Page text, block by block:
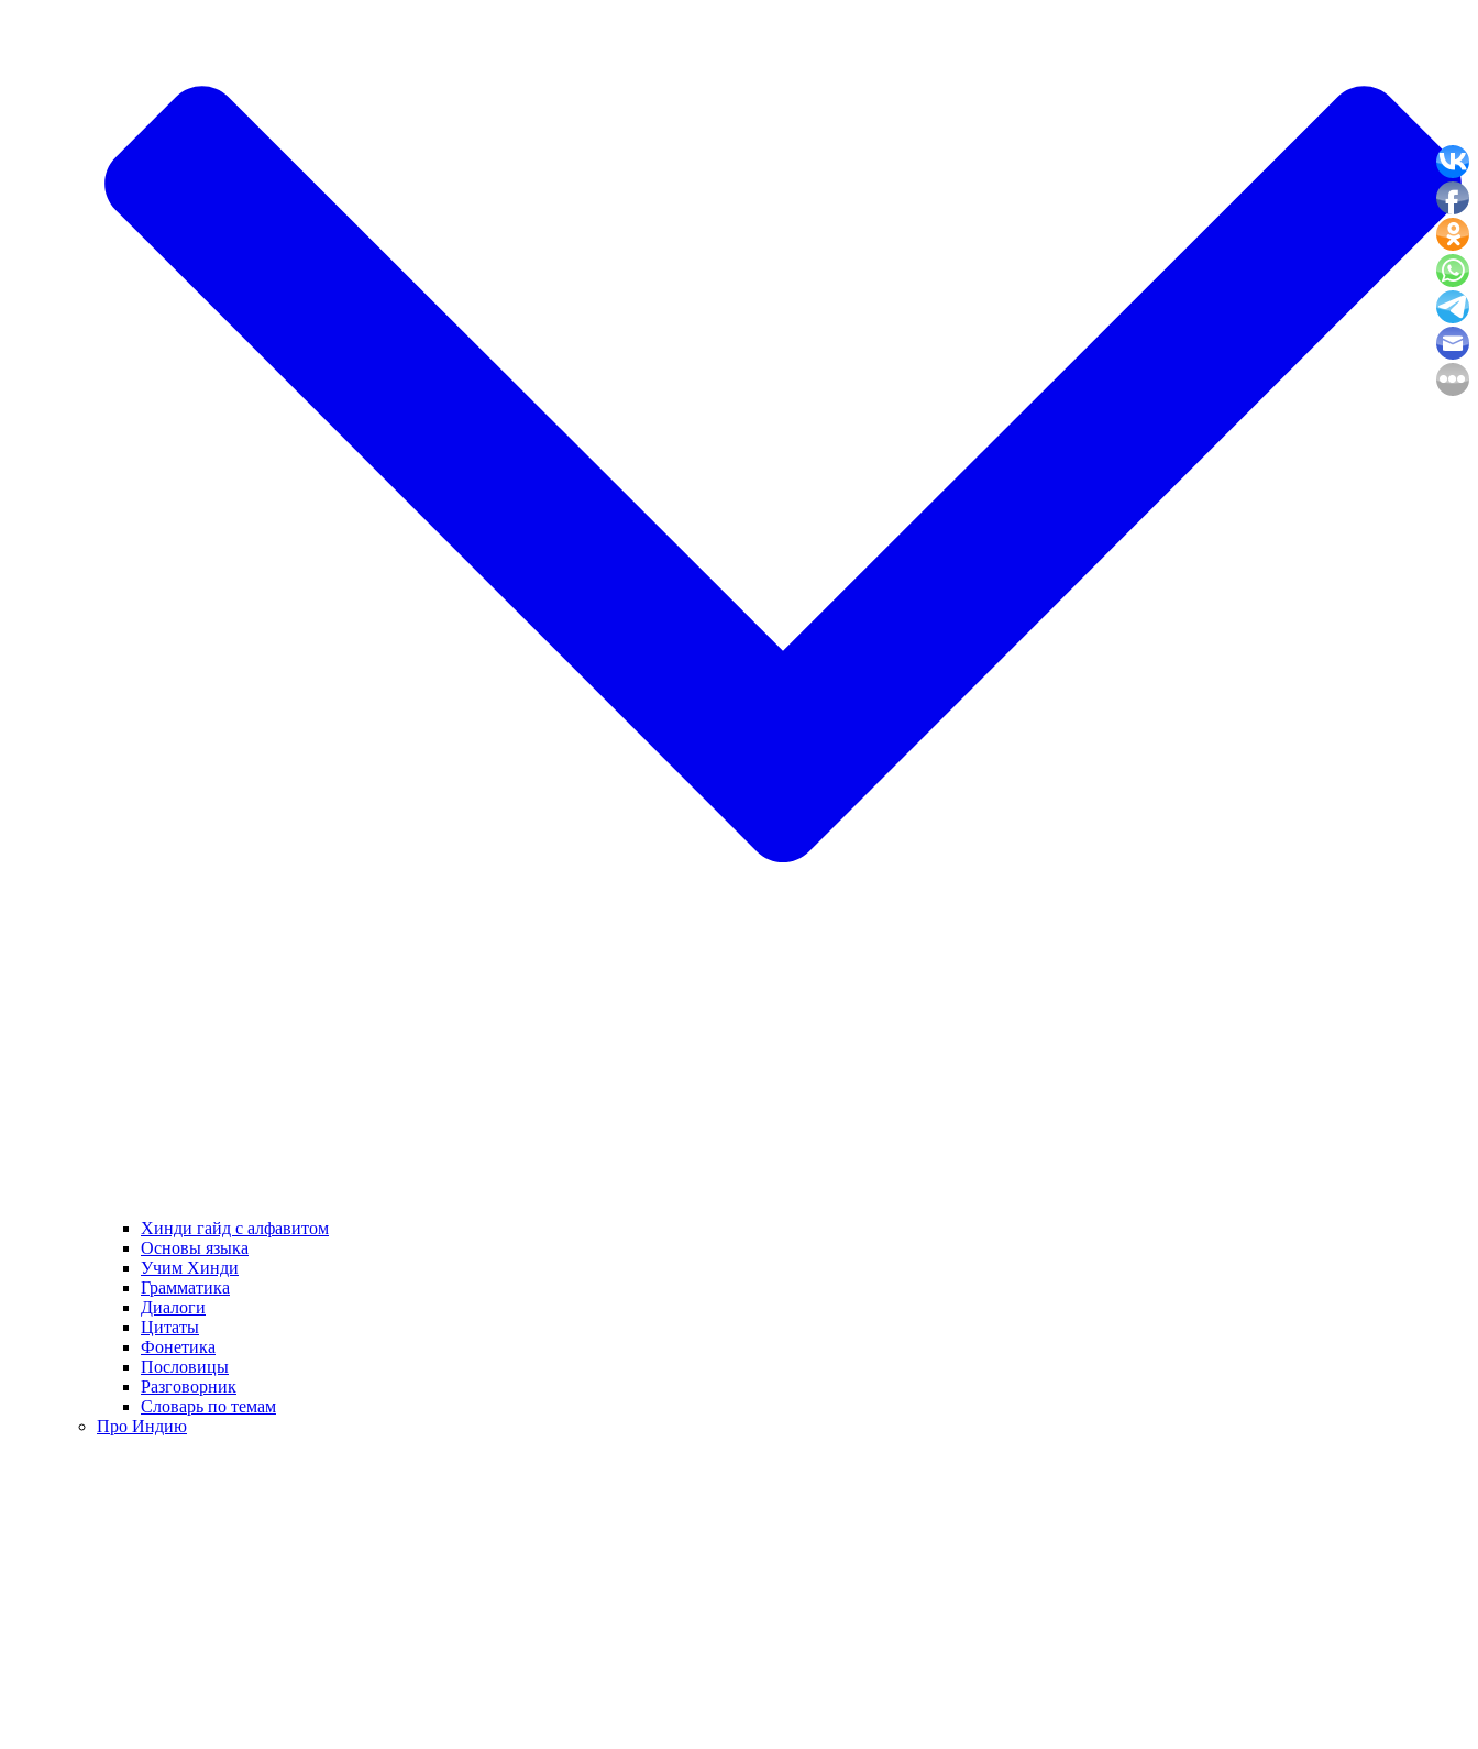
Хинди гайд с алфавитом
Основы языка
Учим Хинди
Грамматика
Диалоги
Цитаты
Фонетика
Пословицы
Разговорник
Словарь по темам
Про Индию